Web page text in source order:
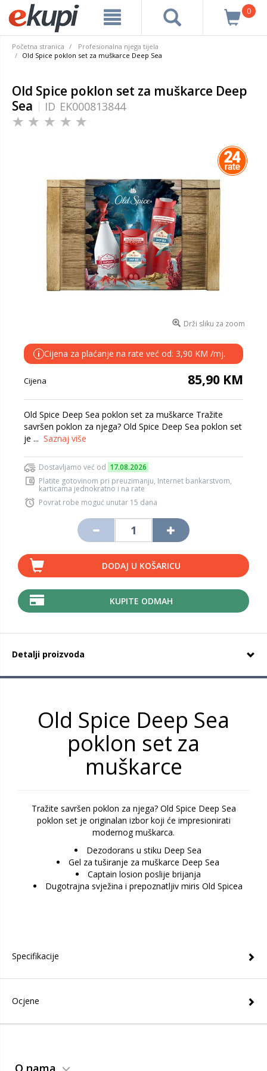
0
Početna stranica
Profesionalna njega tijela
Old Spice poklon set za muškarce Deep Sea
Old Spice poklon set za muškarce Deep
Sea
ID EK000813844
Drži sliku za zoom
i Cijena za plaćanje na rate već od: 3,90 KM /mj.
Cijena 85,90 KM
Old Spice Deep Sea poklon set za muškarce Tražite
savršen poklon za njega? Old Spice Deep Sea poklon set
je ... Saznaj više
Dostavljamo već od 17.08.2026
Platite gotovinom pri preuzimanju, Internet bankarstvom,
karticama jednokratno i na rate
Povrat robe moguć unutar 15 dana
DODAJ U KOŠARICU
KUPITE ODMAH
Detalji proizvoda
Old Spice Deep Sea
poklon set za
muškarce
Tražite savršen poklon za njega? Old Spice Deep Sea
poklon set je originalan izbor koji će impresionirati
modernog muškarca.
Dezodorans u stiku Deep Sea
Gel za tuširanje za muškarce Deep Sea
Captain losion poslije brijanja
Dugotrajna svježina i prepoznatljiv miris Old Spicea
Specifikacije
Ocjene
O nama